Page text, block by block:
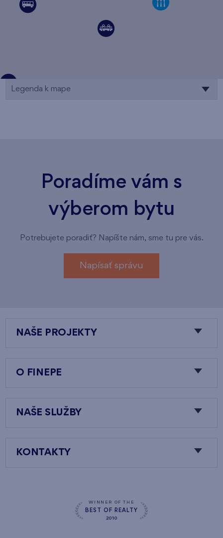
Legenda k mape
Poradíme vám s
výberom bytu
Potrebujete poradiť? Napíšte nám, sme tu pre vás.
Napísať správu
NAŠE PROJEKTY
O FINEPE
NAŠE SLUŽBY
KONTAKTY
WINNER OF THE
BEST OF REALTY
2010